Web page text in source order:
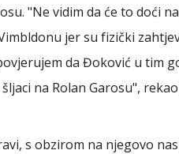
"Ne vidim da će to doći
jer su fizički
da Đoković u tim
na Rolan Garosu",
s obzirom na njegovo